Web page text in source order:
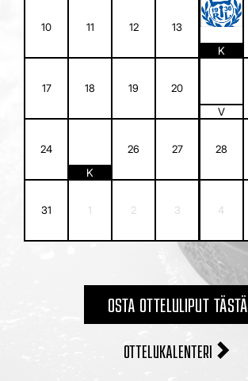
10 11 12 13
14
K
17 18 19 20
V
24
K
26 27 28
31 1 2 3 4
OSTA OTTELULIPUT TÄSTÄ
OTTELUKALENTERI